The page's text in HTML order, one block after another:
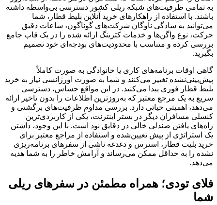
به تمامی ظرفیت‌های شبکه ریلی کشور دسترسی بی‌واسطه داشته
باشند. با استفاده از راهکارهای خرید آنلاین بلیط قطار، شما
می‌توانید به سادگی ناوگان شرکت‌های گوناگون، ساعات دقیق
حرکت، نوع واگن‌ها و خدمات کترینگ ارائه شده را در یک قاب جامع
بررسی کرده و متناسب با محدودیت‌های بودجه‌ای خود تصمیم
بگیرید.
گاهی اوقات برنامه‌های کاری یا خانوادگی به صورت کاملاً
پیش‌بینی‌نشده تغییر می‌کنند و شما به صورت اورژانسی نیاز به خرید
بلیط قطار فوری پیدا می‌کنید. در این مواقع حساس، دسترسی
سریع به یک مرجع معتبر که به‌روزترین اطلاعات را بدون تاخیر ارائه
می‌دهد، اهمیتی حیاتی دارد. بررسی مداوم ظرفیت‌های برگشتی و
کنسلی مسافران دیگر در بستر اینترنت، یکی از کاربردی‌ترین
راه‌های یافتن صندلی خالی در دقایق نود است. با این وجود، داشتن
یک استراتژی از پیش تعیین‌شده و استفاده از مراجع معتبر برای
خرید بلیت قطار، استرس و دغدغه ناشی از سفرهای برنامه‌ریزی
نشده را به حداقل ممکن می‌رساند و آرامش خاطر را به شما هدیه
می‌دهد.
فلای‌ تودی؛ همراه مطمئن در سفرهای ریلی
شما